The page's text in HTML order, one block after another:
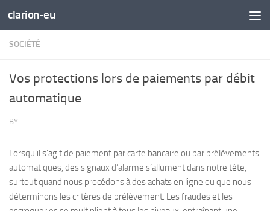
Skip to content
clarion-eu
SOCIÉTÉ
Vos protections lors de paiements par débit
automatique
BY ·
Lorsqu’il s’agit de paiement par carte bancaire ou par prélèvements
automatiques, des signaux d’alarme s’allument dans notre tête,
surtout quand nous procédons à des achats en ligne ou que nous
déterminons les critères de prélèvement. Les fraudes et les